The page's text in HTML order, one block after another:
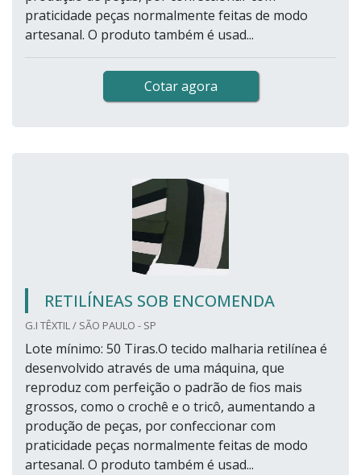
praticidade peças normalmente feitas de modo
artesanal. O produto também é usad...
Cotar agora
RETILÍNEAS SOB ENCOMENDA
G.I TÊXTIL / SÃO PAULO - SP
Lote mínimo: 50 Tiras.O tecido malharia retilínea é
desenvolvido através de uma máquina, que
reproduz com perfeição o padrão de fios mais
grossos, como o crochê e o tricô, aumentando a
produção de peças, por confeccionar com
praticidade peças normalmente feitas de modo
artesanal. O produto também é usad...